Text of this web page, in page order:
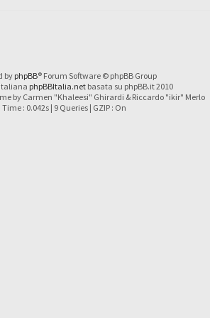
byphpBB® Forum Software © phpBB Group
phpBBItalia.netbasata su phpBB.it 2010
by Carmen "Khaleesi" Ghirardi & Riccardo "ikir" Merlo
Time : 0.042s | 9 Queries | GZIP : On